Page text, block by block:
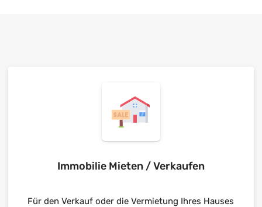
Immobilie Mieten / Verkaufen
Für den Verkauf oder die Vermietung Ihres Hauses